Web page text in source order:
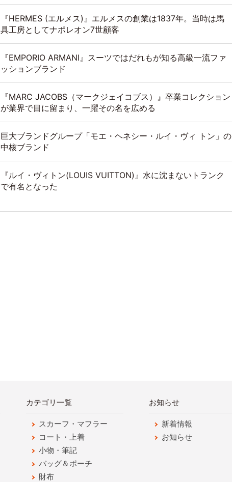
『HERMES (エルメス)』エルメスの創業は1837年。当時は馬
具工房としてナポレオン7世顧客
『EMPORIO ARMANI』スーツではだれもが知る高級一流ファ
ッションブランド
『MARC JACOBS（マークジェイコブス）』卒業コレクション
が業界で目に留まり、一躍その名を広める
巨大ブランドグループ「モエ・ヘネシー・ルイ・ヴィ トン」の
中核ブランド
『ルイ・ヴィトン(LOUIS VUITTON)』水に沈まないトランク
で有名となった
カテゴリ一覧
スカーフ・マフラー
コート・上着
小物・筆記
バッグ＆ポーチ
財布
お知らせ
新着情報
お知らせ